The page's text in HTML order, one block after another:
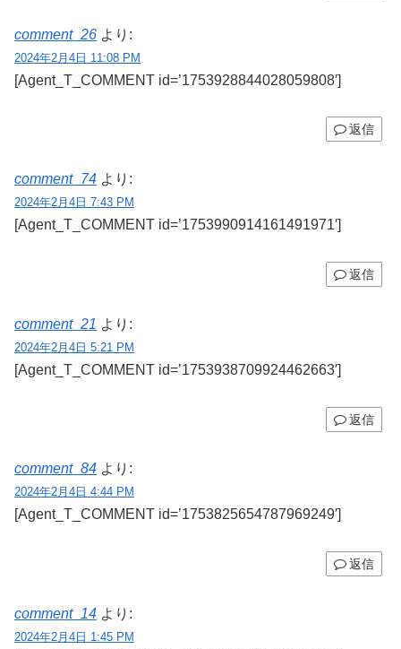
comment_26 より:
2024年2月4日 11:08 PM
[Agent_T_COMMENT id=’1753928844028059808′]
返信
comment_74 より:
2024年2月4日 7:43 PM
[Agent_T_COMMENT id=’1753990914161491971′]
返信
comment_21 より:
2024年2月4日 5:21 PM
[Agent_T_COMMENT id=’1753938709924462663′]
返信
comment_84 より:
2024年2月4日 4:44 PM
[Agent_T_COMMENT id=’1753825654787969249′]
返信
comment_14 より:
2024年2月4日 1:45 PM